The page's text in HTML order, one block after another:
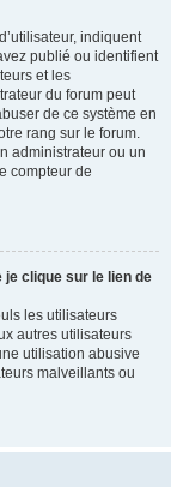
indiquent
publié ou identifient
et les
du forum peut
de ce système en
rang sur le forum.
administrateur ou un
compteur de
je clique sur le lien de
les utilisateurs
autres utilisateurs
utilisation abusive
malveillants ou